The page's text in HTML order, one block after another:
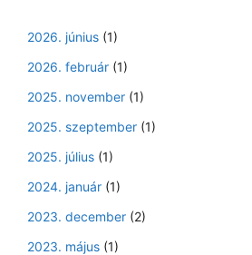
2026. június (1)
2026. február (1)
2025. november (1)
2025. szeptember (1)
2025. július (1)
2024. január (1)
2023. december (2)
2023. május (1)